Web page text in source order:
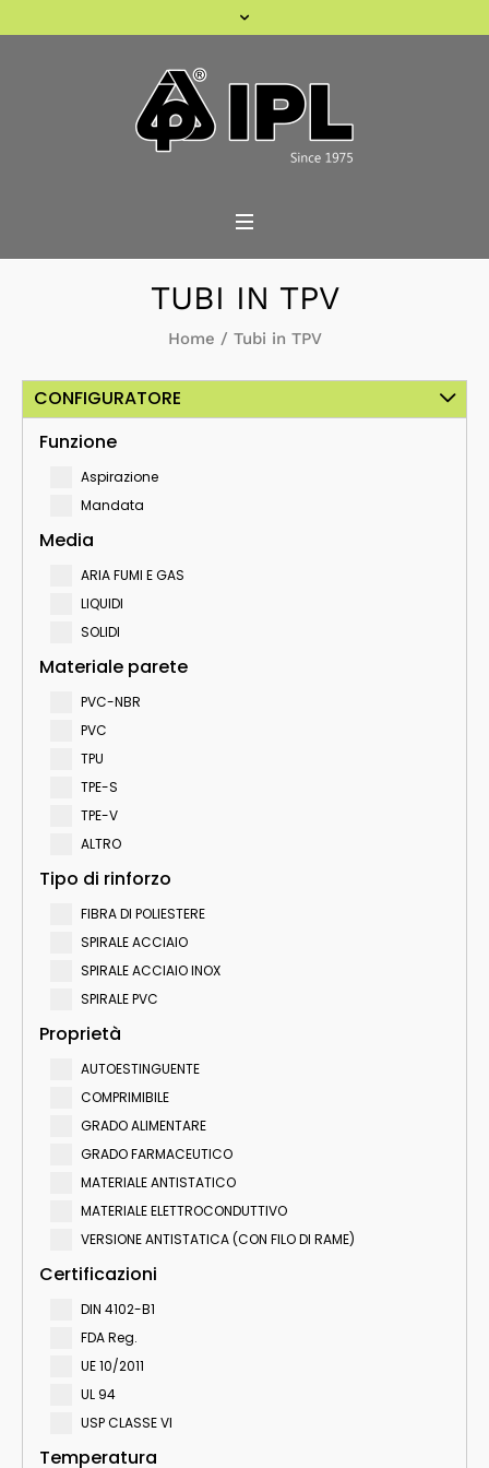
TUBI IN TPV
Home / Tubi in TPV
CONFIGURATORE
Funzione
Aspirazione
Mandata
Media
ARIA FUMI E GAS
LIQUIDI
SOLIDI
Materiale parete
PVC-NBR
PVC
TPU
TPE-S
TPE-V
ALTRO
Tipo di rinforzo
FIBRA DI POLIESTERE
SPIRALE ACCIAIO
SPIRALE ACCIAIO INOX
SPIRALE PVC
Proprietà
AUTOESTINGUENTE
COMPRIMIBILE
GRADO ALIMENTARE
GRADO FARMACEUTICO
MATERIALE ANTISTATICO
MATERIALE ELETTROCONDUTTIVO
VERSIONE ANTISTATICA (CON FILO DI RAME)
Certificazioni
DIN 4102-B1
FDA Reg.
UE 10/2011
UL 94
USP CLASSE VI
Temperatura